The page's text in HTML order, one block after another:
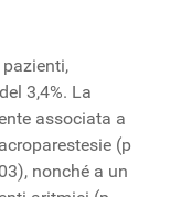
3,4%. La
associata a
(p
nonché a un